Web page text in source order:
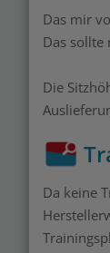
Das mir
Das sollte
Die
Da keine